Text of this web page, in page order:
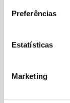
Preferências
Estatísticas
Marketing